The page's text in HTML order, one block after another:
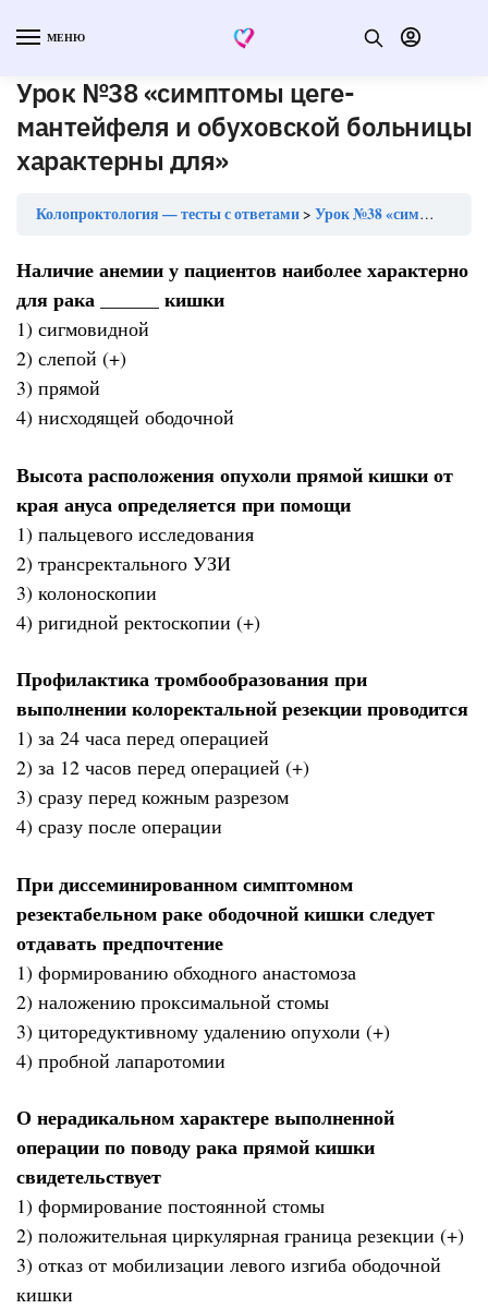
МЕНЮ
Урок №38 «симптомы цеге-
мантейфеля и обуховской больницы
характерны для»
Колопроктология — тесты с ответами Урок №38 «симптомы цеге-мантейфеля и обуховской больницы характерны для»
Наличие анемии у пациентов наиболее характерно
для рака ______ кишки
1) сигмовидной
2) слепой (+)
3) прямой
4) нисходящей ободочной
Высота расположения опухоли прямой кишки от
края ануса определяется при помощи
1) пальцевого исследования
2) трансректального УЗИ
3) колоноскопии
4) ригидной ректоскопии (+)
Профилактика тромбообразования при
выполнении колоректальной резекции проводится
1) за 24 часа перед операцией
2) за 12 часов перед операцией (+)
3) сразу перед кожным разрезом
4) сразу после операции
При диссеминированном симптомном
резектабельном раке ободочной кишки следует
отдавать предпочтение
1) формированию обходного анастомоза
2) наложению проксимальной стомы
3) циторедуктивному удалению опухоли (+)
4) пробной лапаротомии
О нерадикальном характере выполненной
операции по поводу рака прямой кишки
свидетельствует
1) формирование постоянной стомы
2) положительная циркулярная граница резекции (+)
3) отказ от мобилизации левого изгиба ободочной
кишки